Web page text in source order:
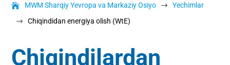
MWM Sharqiy Yevropa va Markaziy Osiyo $ Yechimlar
$ Chiqindidan energiya olish (WtE)
Chiqindilardan